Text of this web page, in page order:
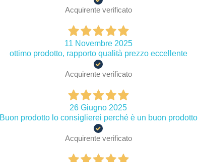
Acquirente verificato
11 Novembre 2025
ottimo prodotto, rapporto qualità prezzo eccellente
Acquirente verificato
26 Giugno 2025
Buon prodotto lo consiglierei perché è un buon prodotto
Acquirente verificato